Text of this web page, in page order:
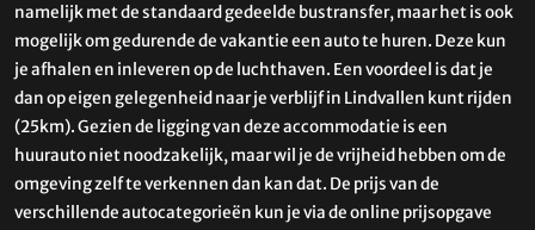
namelijk met de standaard gedeelde bustransfer, maar het is ook
mogelijk om gedurende de vakantie een auto te huren. Deze kun
je afhalen en inleveren op de luchthaven. Een voordeel is dat je
dan op eigen gelegenheid naar je verblijf in Lindvallen kunt rijden
(25km). Gezien de ligging van deze accommodatie is een
huurauto niet noodzakelijk, maar wil je de vrijheid hebben om de
omgeving zelf te verkennen dan kan dat. De prijs van de
verschillende autocategorieën kun je via de online prijsopgave